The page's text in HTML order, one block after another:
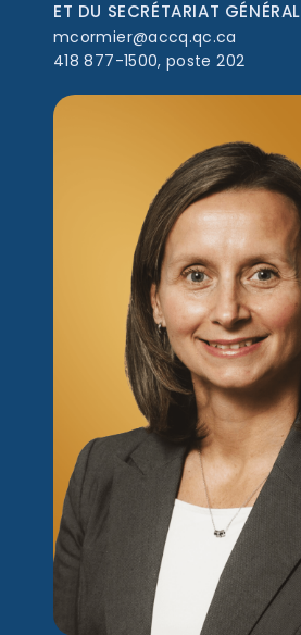
ET DU SECRÉTARIAT GÉNÉRAL
mcormier@accq.qc.ca
418 877-1500, poste 202